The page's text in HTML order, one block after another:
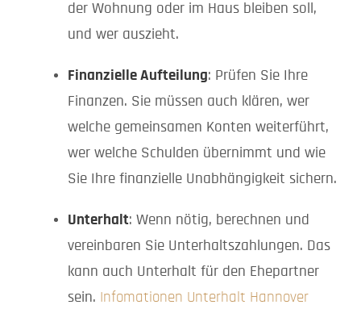
der Wohnung oder im Haus bleiben soll,
und wer auszieht.
Finanzielle Aufteilung: Prüfen Sie Ihre
Finanzen. Sie müssen auch klären, wer
welche gemeinsamen Konten weiterführt,
wer welche Schulden übernimmt und wie
Sie Ihre finanzielle Unabhängigkeit sichern.
Unterhalt: Wenn nötig, berechnen und
vereinbaren Sie Unterhaltszahlungen. Das
kann auch Unterhalt für den Ehepartner
sein. Infomationen Unterhalt Hannover